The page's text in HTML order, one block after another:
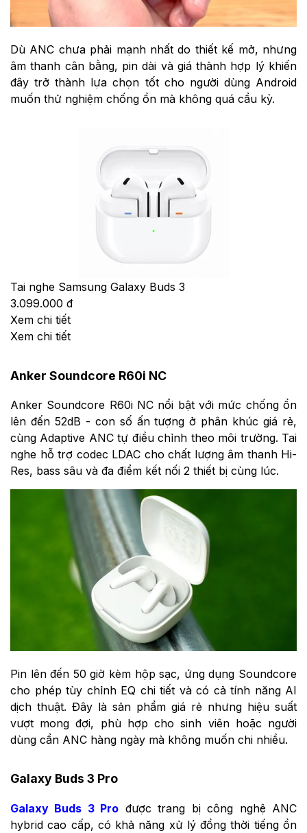
Dù ANC chưa phải mạnh nhất do thiết kế mở, nhưng
âm thanh cân bằng, pin dài và giá thành hợp lý khiến
đây trở thành lựa chọn tốt cho người dùng Android
muốn thử nghiệm chống ồn mà không quá cầu kỳ.
Tai nghe Samsung Galaxy Buds 3
3.099.000 đ
Xem chi tiết
Xem chi tiết
Anker Soundcore R60i NC
Anker Soundcore R60i NC nổi bật với mức chống ồn
lên đến 52dB - con số ấn tượng ở phân khúc giá rẻ,
cùng Adaptive ANC tự điều chỉnh theo môi trường. Tai
nghe hỗ trợ codec LDAC cho chất lượng âm thanh Hi-
Res, bass sâu và đa điểm kết nối 2 thiết bị cùng lúc.
Pin lên đến 50 giờ kèm hộp sạc, ứng dụng Soundcore
cho phép tùy chỉnh EQ chi tiết và có cả tính năng AI
dịch thuật. Đây là sản phẩm giá rẻ nhưng hiệu suất
vượt mong đợi, phù hợp cho sinh viên hoặc người
dùng cần ANC hàng ngày mà không muốn chi nhiều.
Galaxy Buds 3 Pro
Galaxy Buds 3 Pro được trang bị công nghệ ANC
hybrid cao cấp, có khả năng xử lý đồng thời tiếng ồn